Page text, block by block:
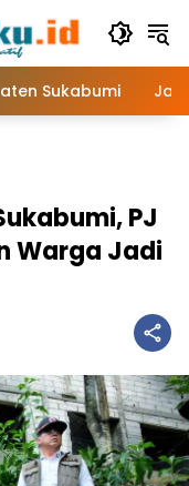
Sukabumi
PJ
Warga Jadi